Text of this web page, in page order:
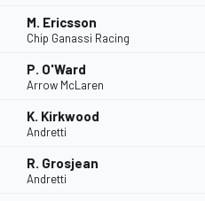
M. Ericsson
Chip Ganassi Racing
P. O'Ward
Arrow McLaren
K. Kirkwood
Andretti
R. Grosjean
Andretti